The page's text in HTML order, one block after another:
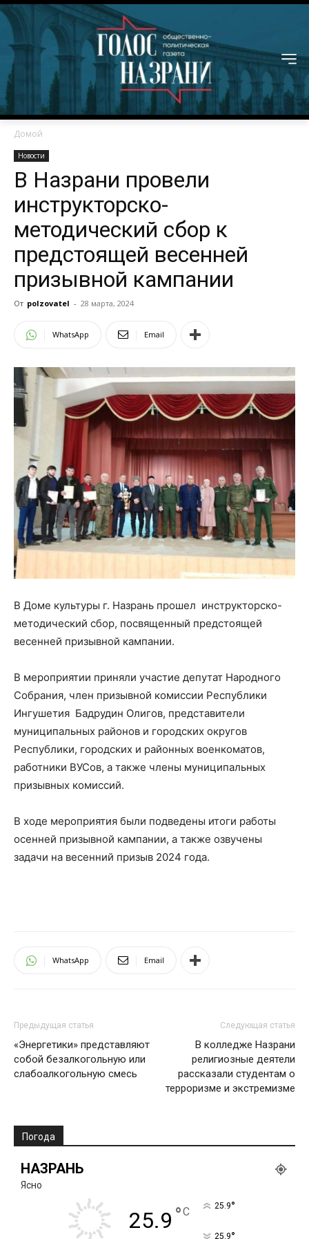
Домой
Новости
В Назрани провели
инструкторско-
методический сбор к
предстоящей весенней
призывной кампании
От polzovatel - 28 марта, 2024
WhatsApp Email
В Доме культуры г. Назрань прошел инструкторско-
методический сбор, посвященный предстоящей
весенней призывной кампании.
В мероприятии приняли участие депутат Народного
Собрания, член призывной комиссии Республики
Ингушетия Бадрудин Олигов, представители
муниципальных районов и городских округов
Республики, городских и районных военкоматов,
работники ВУСов, а также члены муниципальных
призывных комиссий.
В ходе мероприятия были подведены итоги работы
осенней призывной кампании, а также озвучены
задачи на весенний призыв 2024 года.
WhatsApp Email
Предыдущая статья
«Энергетики» представляют
собой безалкогольную или
слабоалкогольную смесь
Следующая статья
В колледже Назрани
религиозные деятели
рассказали студентам о
терроризме и экстремизме
Погода
НАЗРАНЬ
Ясно
25.9 °C 25.9°
25.9